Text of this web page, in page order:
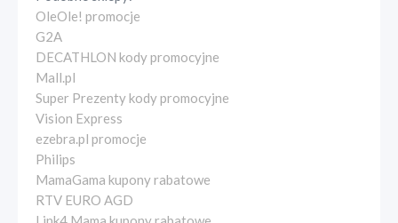
OleOle! promocje
G2A
DECATHLON kody promocyjne
Mall.pl
Super Prezenty kody promocyjne
Vision Express
ezebra.pl promocje
Philips
MamaGama kupony rabatowe
RTV EURO AGD